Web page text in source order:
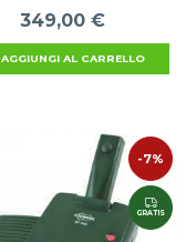
349,00 €
AGGIUNGI AL CARRELLO
-7%
GRATIS